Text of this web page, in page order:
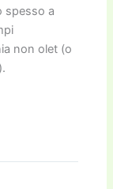
spesso a
non olet (o